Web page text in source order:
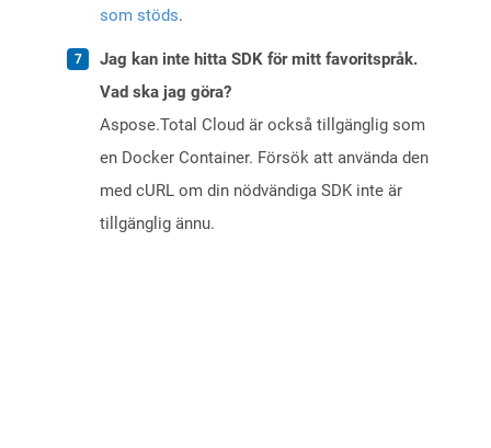
som stöds.
Jag kan inte hitta SDK för mitt favoritspråk.
Vad ska jag göra?
Aspose.Total Cloud är också tillgänglig som
en Docker Container. Försök att använda den
med cURL om din nödvändiga SDK inte är
tillgänglig ännu.